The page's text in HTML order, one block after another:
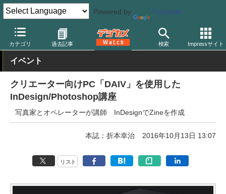
Powered by Translate
カテゴリ 過去記事 検索 Impressサイト
デジカメ Watch PC/モバイル関連 PC
イベント
クリエーター向けPC「DAIV」を使用した
InDesign/Photoshop講座
写真家とオペレーターが講師 InDesignでZineを作成
本誌：折本幸治 2016年10月13日 13:07
リスト